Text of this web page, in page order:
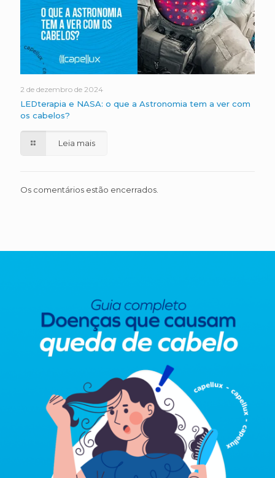
2 de dezembro de 2024
LEDterapia e NASA: o que a Astronomia tem a ver com
os cabelos?
Leia mais
Os comentários estão encerrados.